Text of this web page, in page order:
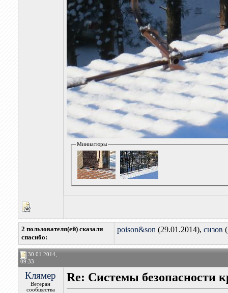
Миниатюры
2 пользователя(ей) сказали
cпасибо:
poison&son (29.01.2014), сизов
30.01.2014,
09:33
Клямер
Ветеран
сообщества
Re: Системы безопасности